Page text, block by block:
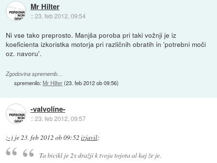
Mr Hilter
::23. feb 2012, 09:54
Ni vse tako preprosto. Manjša poroba pri taki vožnji je iz
koeficienta izkoristka motorja pri različnih obratih in 'potrebni moči
oz. navoru'.
Zgodovina sprememb…
spremenilo:Mr Hilter(23. feb 2012 ob 09:56)
-valvoline-
::23. feb 2012, 09:57
;-) je23. feb 2012 ob 09:52 izjavil:
Ta bicikl je 2x dražji k tvoja tojota al kaj že je.